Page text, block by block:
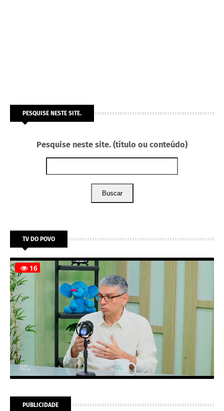
PESQUISE NESTE SITE.
Pesquise neste site. (título ou conteúdo)
Buscar
TV DO POVO
PUBLICIDADE